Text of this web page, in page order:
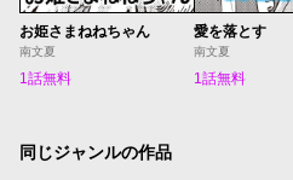
お姫さまねねちゃん
南文夏
1話無料
愛を落とす
南文夏
1話無料
同じジャンルの作品